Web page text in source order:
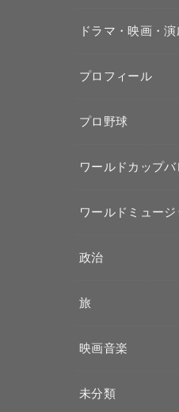
ドラマ・映画・演
プロフィール
プロ野球
ワールドカップバ
ワールドミュージ
政治
旅
映画音楽
未分類